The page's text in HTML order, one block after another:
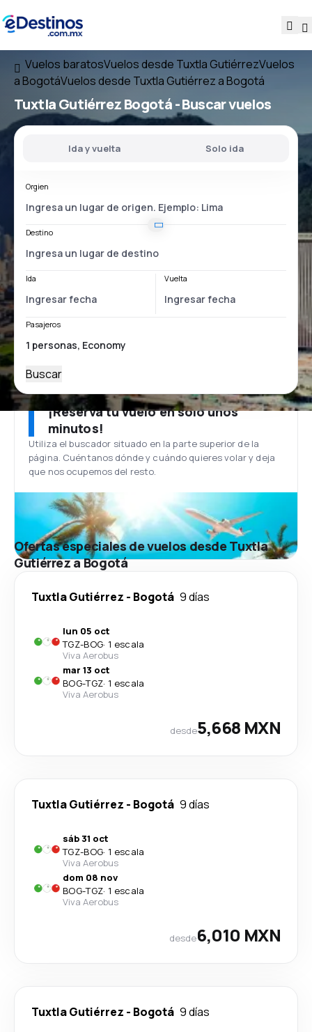
Vuelos baratosVuelos desde Tuxtla GutiérrezVuelos
a BogotáVuelos desde Tuxtla Gutiérrez a Bogotá
Tuxtla Gutiérrez Bogotá- Buscar vuelos
Ida y vuelta Solo ida
Orgien
Destino
Ida Vuelta
Pasajeros
Buscar
¡Reserva tu vuelo en solo unos
minutos!
Utiliza el buscador situado en la parte superior de la
página. Cuéntanos dónde y cuándo quieres volar y deja
que nos ocupemos del resto.
Ofertas especiales de vuelos desde Tuxtla
Gutiérrez a Bogotá
Tuxtla Gutiérrez - Bogotá 9 días
lun 05 oct
TGZ-BOG· 1 escala
Viva Aerobus
mar 13 oct
BOG-TGZ· 1 escala
Viva Aerobus
desde5,668 MXN
Tuxtla Gutiérrez - Bogotá 9 días
sáb 31 oct
TGZ-BOG· 1 escala
Viva Aerobus
dom 08 nov
BOG-TGZ· 1 escala
Viva Aerobus
desde6,010 MXN
Tuxtla Gutiérrez - Bogotá 9 días